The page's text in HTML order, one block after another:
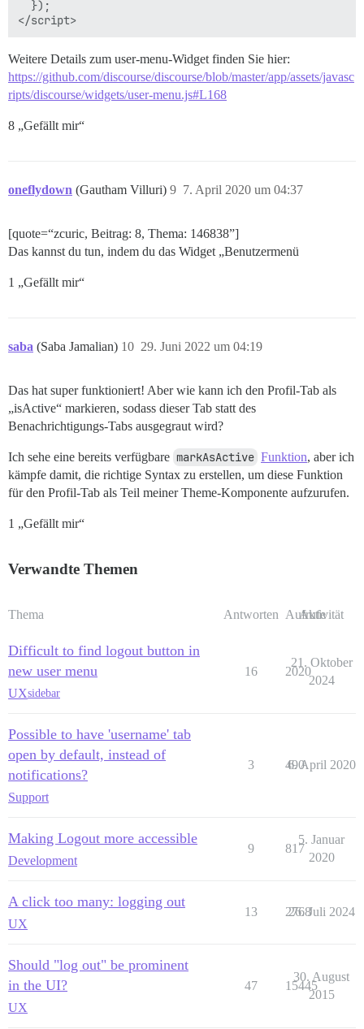
  });
Weitere Details zum user-menu-Widget finden Sie hier:
https://github.com/discourse/discourse/blob/master/app/assets/javasc
ripts/discourse/widgets/user-menu.js#L168
8 „Gefällt mir“
oneflydown (Gautham Villuri) 7. April 2020 um 04:37
9
[quote=“zcuric, Beitrag: 8, Thema: 146838”]
Das kannst du tun, indem du das Widget „Benutzermenü
1 „Gefällt mir“
saba (Saba Jamalian) 29. Juni 2022 um 04:19
10
Das hat super funktioniert! Aber wie kann ich den Profil-Tab als
„isActive“ markieren, sodass dieser Tab statt des
Benachrichtigungs-Tabs ausgegraut wird?
Ich sehe eine bereits verfügbare markAsActive Funktion, aber ich
kämpfe damit, die richtige Syntax zu erstellen, um diese Funktion
für den Profil-Tab als Teil meiner Theme-Komponente aufzurufen.
1 „Gefällt mir“
Verwandte Themen
Thema Antworten Aufrufe
Aktivität
Difficult to find logout button in
new user menu
UXsidebar
16 2020
21. Oktober
2024
Possible to have 'username' tab
open by default, instead of
notifications?
Support
3 490
6. April 2020
Making Logout more accessible
Development
9 817
5. Januar
2020
A click too many: logging out
UX
13 2768
26. Juli 2024
Should "log out" be prominent
in the UI?
UX
47 15445
30. August
2015